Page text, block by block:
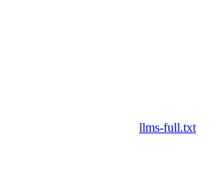
llms-full.txt